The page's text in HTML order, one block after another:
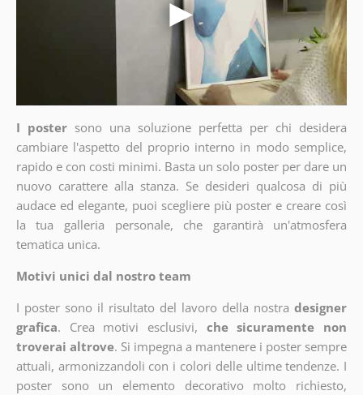
I poster sono una soluzione perfetta per chi desidera
cambiare l'aspetto del proprio interno in modo semplice,
rapido e con costi minimi. Basta un solo poster per dare un
nuovo carattere alla stanza. Se desideri qualcosa di più
audace ed elegante, puoi scegliere più poster e creare così
la tua galleria personale, che garantirà un'atmosfera
tematica unica.
Motivi unici dal nostro team
I poster sono il risultato del lavoro della nostra designer
grafica. Crea motivi esclusivi, che sicuramente non
troverai altrove. Si impegna a mantenere i poster sempre
attuali, armonizzandoli con i colori delle ultime tendenze. I
poster sono un elemento decorativo molto richiesto,